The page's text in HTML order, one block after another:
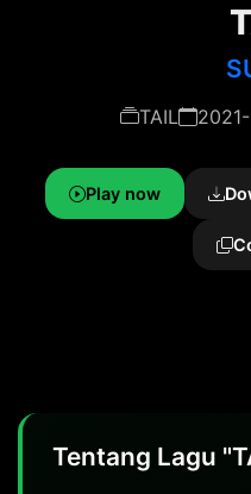
TAIL
Play now
Tentang Lagu